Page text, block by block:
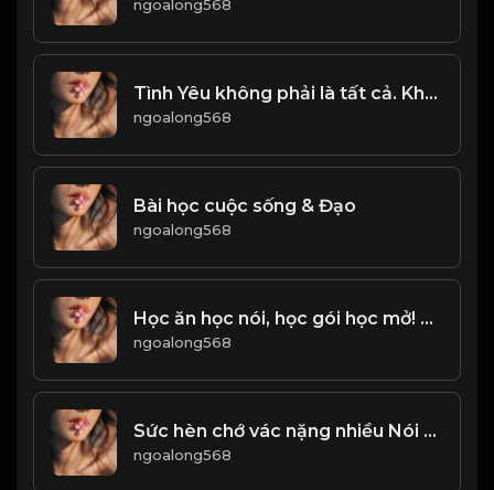
ngoalong568
Tình Yêu không phải là tất cả. Không phải cứ cho đi, là sẽ được nhận lại...! & Đạo
ngoalong568
Bài học cuộc sống & Đạo
ngoalong568
Học ăn học nói, học gói học mở! Đạo
ngoalong568
Sức hèn chớ vác nặng nhiều Nói không trọng lượng chớ điều khuyên ai! & Đạo
ngoalong568